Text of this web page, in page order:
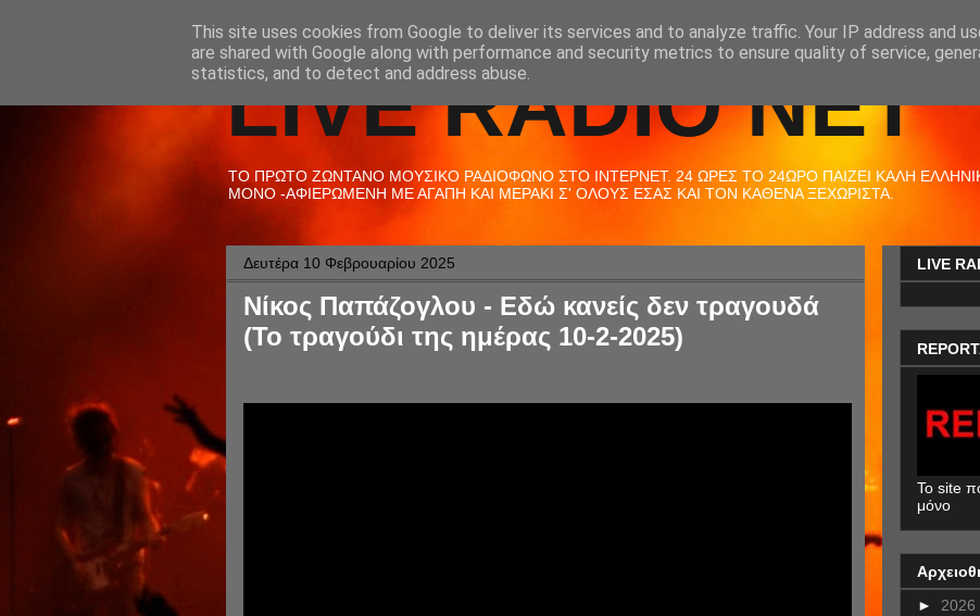
LIVE RADIO NET
ΤΟ ΠΡΩΤΟ ΖΩΝΤΑΝΟ ΜΟΥΣΙΚΟ ΡΑΔΙΟΦΩΝΟ ΣΤΟ ΙΝΤΕΡΝΕΤ. 24 ΩΡΕΣ ΤΟ 24ΩΡΟ ΠΑΙΖΕΙ ΚΑΛΗ
ΜΟΝΟ -ΑΦΙΕΡΩΜΕΝΗ ΜΕ ΑΓΑΠΗ ΚΑΙ ΜΕΡΑΚΙ Σ' ΟΛΟΥΣ ΕΣΑΣ ΚΑΙ ΤΟΝ ΚΑΘΕΝΑ ΞΕΧΩΡΙΣΤΑ.
Δευτέρα 10 Φεβρουαρίου 2025
Νίκος Παπάζογλου - Εδώ κανείς δεν τραγουδά
(Το τραγούδι της ημέρας 10-2-2025)
LIVE
To site
μόνο
► 2026
This site uses cookies from Google to deliver its services and to analyze traffic. Your IP address and
are shared with Google along with performance and security metrics to ensure quality of service,
statistics, and to detect and address abuse.